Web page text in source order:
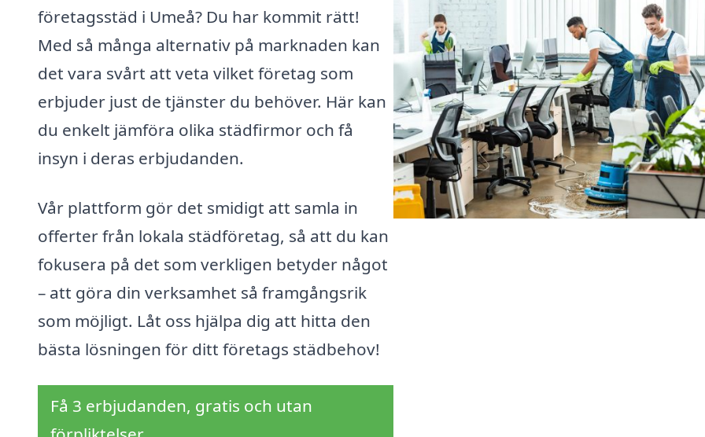
företagsstäd i Umeå? Du har kommit rätt!
Med så många alternativ på marknaden kan
det vara svårt att veta vilket företag som
erbjuder just de tjänster du behöver. Här kan
du enkelt jämföra olika städfirmor och få
insyn i deras erbjudanden.
Vår plattform gör det smidigt att samla in
offerter från lokala städföretag, så att du kan
fokusera på det som verkligen betyder något
– att göra din verksamhet så framgångsrik
som möjligt. Låt oss hjälpa dig att hitta den
bästa lösningen för ditt företags städbehov!
Få 3 erbjudanden, gratis och utan